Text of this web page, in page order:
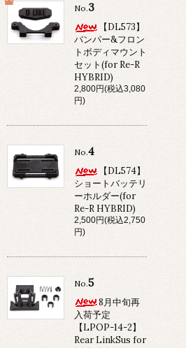
No.3
【DL573】
バンパー&フロン
トボディマウント
セット(for Re-R
HYBRID)
2,800円(税込3,080
円)
No.4
【DL574】
ショートバッテリ
ーホルダー(for
Re-R HYBRID)
2,500円(税込2,750
円)
No.5
8月中旬再
入荷予定
【LPOP-14-2】
Rear LinkSus for